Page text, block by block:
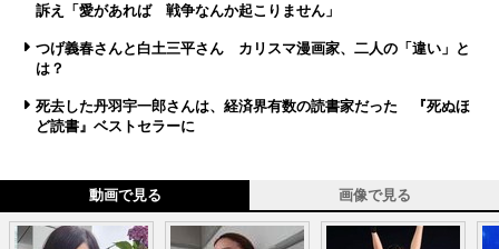
訴え「愛があれば 戦争なんか起こりません」
つげ義春さんと白土三平さん カリスマ漫画家、二人の「違い」と
は？
死去した丹羽宇一郎さんは、経済界有数の読書家だった 『死ぬほ
ど読書』ベストセラーに
動画で見る 画像で見る